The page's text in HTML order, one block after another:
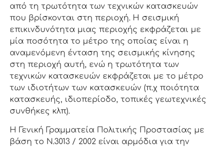
από τη τρωτότητα των τεχνικών κατασκευών
που βρίσκονται στη περιοχή. Η σεισμική
επικινδυνότητα μιας περιοχής εκφράζεται με
μία ποσότητα το μέτρο της οποίας είναι η
αναμενόμενη ένταση της σεισμικής κίνησης
στη περιοχή αυτή, ενώ η τρωτότητα των
τεχνικών κατασκευών εκφράζεται με το μέτρο
των ιδιοτήτων των κατασκευών (π.χ ποιότητα
κατασκευής, ιδιοπερίοδο, τοπικές γεωτεχνικές
συνθήκες κλπ).
Η Γενική Γραμματεία Πολιτικής Προστασίας με
βάση το Ν.3013 / 2002 είναι αρμόδια για την